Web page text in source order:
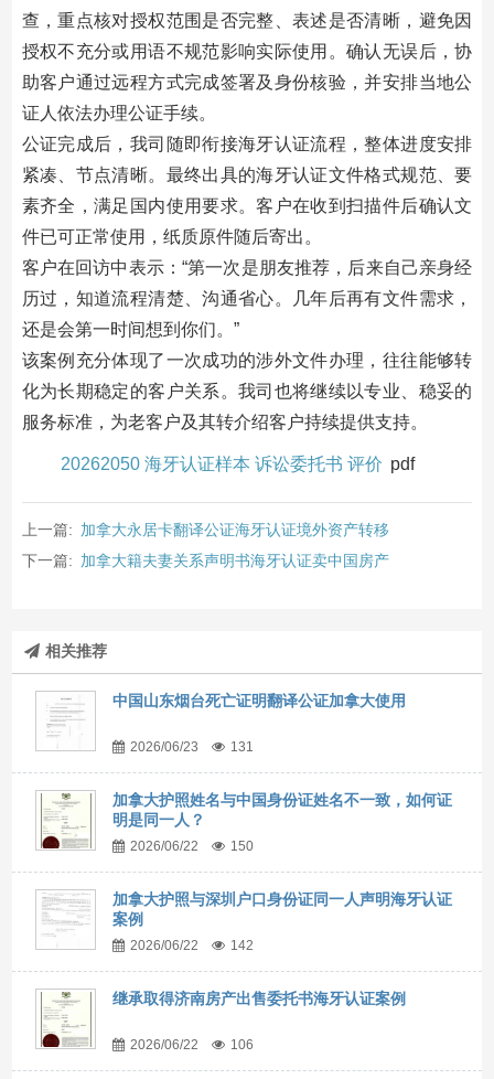
查，重点核对授权范围是否完整、表述是否清晰，避免因
授权不充分或用语不规范影响实际使用。确认无误后，协
助客户通过远程方式完成签署及身份核验，并安排当地公
证人依法办理公证手续。
公证完成后，我司随即衔接海牙认证流程，整体进度安排
紧凑、节点清晰。最终出具的海牙认证文件格式规范、要
素齐全，满足国内使用要求。客户在收到扫描件后确认文
件已可正常使用，纸质原件随后寄出。
客户在回访中表示：“第一次是朋友推荐，后来自己亲身经
历过，知道流程清楚、沟通省心。几年后再有文件需求，
还是会第一时间想到你们。”
该案例充分体现了一次成功的涉外文件办理，往往能够转
化为长期稳定的客户关系。我司也将继续以专业、稳妥的
服务标准，为老客户及其转介绍客户持续提供支持。
20262050 海牙认证样本 诉讼委托书 评价 pdf
上一篇: 加拿大永居卡翻译公证海牙认证境外资产转移
下一篇: 加拿大籍夫妻关系声明书海牙认证卖中国房产
相关推荐
中国山东烟台死亡证明翻译公证加拿大使用
2026/06/23 131
加拿大护照姓名与中国身份证姓名不一致，如何证
明是同一人？
2026/06/22 150
加拿大护照与深圳户口身份证同一人声明海牙认证
案例
2026/06/22 142
继承取得济南房产出售委托书海牙认证案例
2026/06/22 106